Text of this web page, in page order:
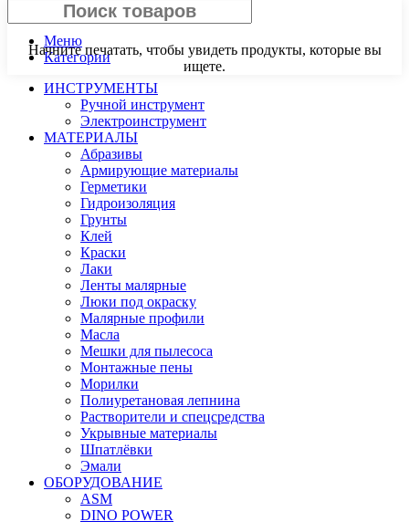
Начните печатать, чтобы увидеть продукты, которые вы
ищете.
Поиск
Меню
Категории
ИНСТРУМЕНТЫ
Ручной инструмент
Электроинструмент
МАТЕРИАЛЫ
Абразивы
Армирующие материалы
Герметики
Гидроизоляция
Грунты
Клей
Краски
Лаки
Ленты малярные
Люки под окраску
Малярные профили
Масла
Мешки для пылесоса
Монтажные пены
Морилки
Полиуретановая лепнина
Растворители и спецсредства
Укрывные материалы
Шпатлёвки
Эмали
ОБОРУДОВАНИЕ
ASM
DINO POWER